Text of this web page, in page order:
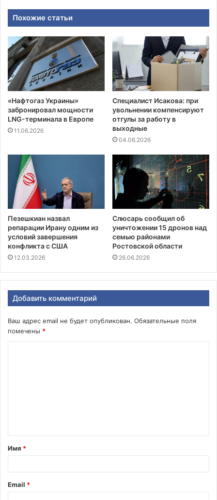
Похожие статьи
«Нафтогаз Украины»
забронировал мощности
LNG-терминала в Европе
11.06.2026
Специалист Исакова: при
увольнении компенсируют
отгулы за работу в
выходные
04.06.2026
Пезешкиан назвал
репарации Ирану одним из
условий завершения
конфликта с США
12.03.2026
Слюсарь сообщил об
уничтожении 15 дронов над
семью районами
Ростовской области
26.06.2026
Добавить комментарий
Ваш адрес email не будет опубликован. Обязательные поля
помечены *
т
а
й
Имя *
Email *